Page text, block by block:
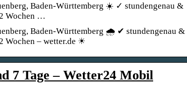
Baden-Württemberg ☀️ ✓ stundengenau &
Wochen …
Baden-Württemberg 🌧️ ✔ stundengenau &
Wochen – wetter.de ☀
7 Tage – Wetter24 Mobil